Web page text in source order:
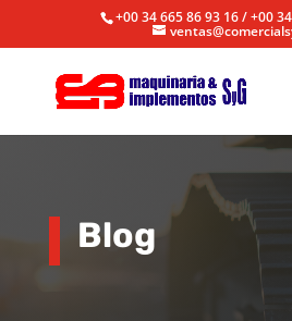
+00 34 665 86 93 16 / +00
Blog